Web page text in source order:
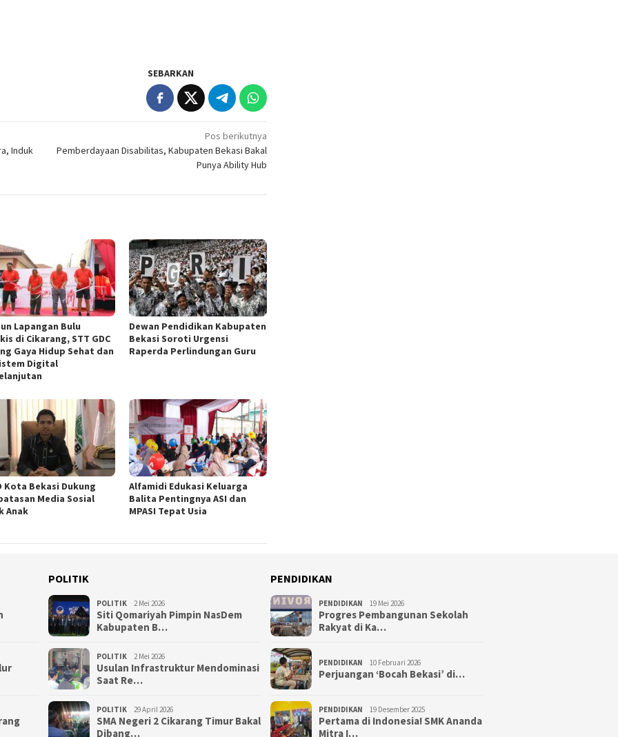
SEBARKAN
Induk
Pos berikutnya
Pemberdayaan Disabilitas, Kabupaten Bekasi Bakal
Punya Ability Hub
Lapangan Bulu
di Cikarang, STT GDC
Gaya Hidup Sehat dan
Digital
Dewan Pendidikan Kabupaten
Bekasi Soroti Urgensi
Raperda Perlindungan Guru
Kota Bekasi Dukung
Media Sosial
Anak
Alfamidi Edukasi Keluarga
Balita Pentingnya ASI dan
MPASI Tepat Usia
POLITIK
POLITIK 2 Mei 2026
Siti Qomariyah Pimpin NasDem
Kabupaten B…
POLITIK 2 Mei 2026
Usulan Infrastruktur Mendominasi
Saat Re…
POLITIK 29 April 2026
SMA Negeri 2 Cikarang Timur Bakal
Dibang…
PENDIDIKAN
PENDIDIKAN 19 Mei 2026
Progres Pembangunan Sekolah
Rakyat di Ka…
PENDIDIKAN 10 Februari 2026
Perjuangan ‘Bocah Bekasi’ di…
PENDIDIKAN 19 Desember 2025
Pertama di Indonesia! SMK Ananda
Mitra I…